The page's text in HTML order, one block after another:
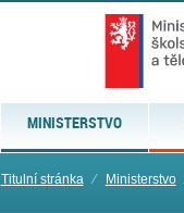
MINISTERSTVO
Titulní stránka ⁄ Ministerstvo